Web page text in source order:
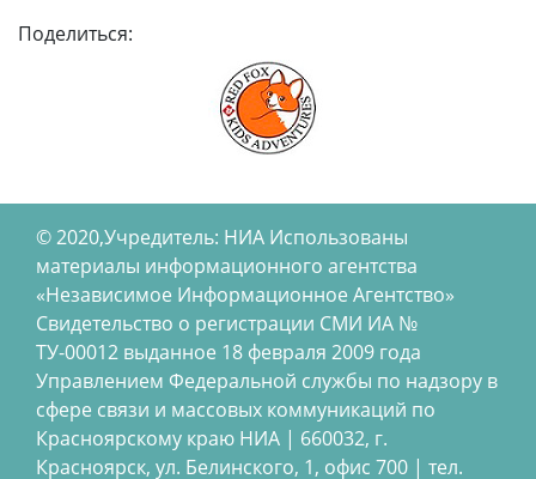
Поделиться:
© 2020,Учредитель: НИА Использованы
материалы информационного агентства
«Независимое Информационное Агентство»
Свидетельство о регистрации СМИ ИА №
ТУ-00012 выданное 18 февраля 2009 года
Управлением Федеральной службы по надзору в
сфере связи и массовых коммуникаций по
Красноярскому краю НИА | 660032, г.
Красноярск, ул. Белинского, 1, офис 700 | тел.